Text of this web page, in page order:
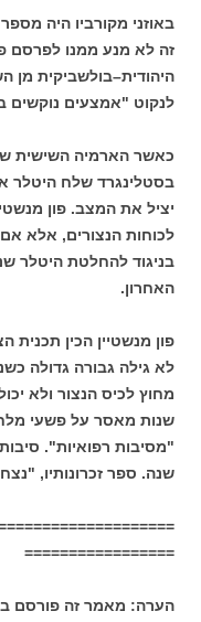
באוזני מקורביו היה
זה לא מנע ממנו לפרסם
היהודית–בולשביקית
לנקוט "אמצעים נוקשים
כאשר הארמיה השישית
בסטלינגרד שלח היטלר
יציל את המצב. פון
לכוחות הנצורים, אלא אם
בניגוד להחלטת היטלר
האחרון.
פון מנשטיין הכין
לא גילה גבורה גדולה
שנות מאסר על פשעי
"מסיבות רפואיות".
שנה. ספר זכרונותיו,
=================
הערה: מאמר זה פורסם